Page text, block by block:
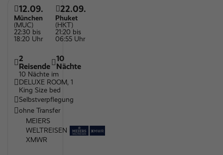
12.09.
München
(MUC)
22:30 bis
18:20 Uhr
22.09.
Phuket
(HKT)
21:20 bis
06:55 Uhr
2
Reisende
10
Nächte
10 Nächte im
DELUXE ROOM, 1
King Size bed
Selbstverpflegung
ohne Transfer
MEIERS
WELTREISEN
XMWR